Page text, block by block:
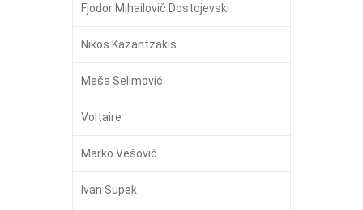
Fjodor Mihailovič Dostojevski
Nikos Kazantzakis
Meša Selimović
Voltaire
Marko Vešović
Ivan Supek